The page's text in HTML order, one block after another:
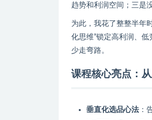
趋势和利润空间；三是
为此，我花了整整半年
化思维”锁定高利润、
少走弯路。
课程核心亮点：
垂直化选品心法：